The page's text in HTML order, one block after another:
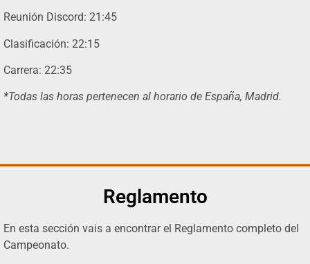
Reunión Discord: 21:45
Clasificación: 22:15
Carrera: 22:35
*Todas las horas pertenecen al horario de España, Madrid.
Reglamento
En esta sección vais a encontrar el Reglamento completo del
Campeonato.